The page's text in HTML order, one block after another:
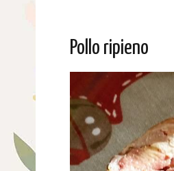
Pollo ripieno